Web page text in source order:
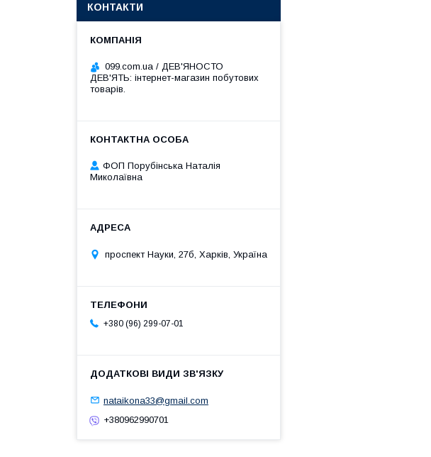
КОНТАКТИ
099.com.ua / ДЕВ'ЯНОСТО
ДЕВ'ЯТЬ: інтернет-магазин побутових
товарів.
ФОП Порубінська Наталія
Миколаївна
проспект Науки, 27б, Харків, Україна
+380 (96) 299-07-01
nataikona33@gmail.com
+380962990701